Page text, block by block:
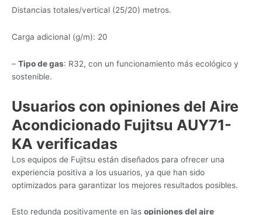
Distancias totales/vertical (25/20) metros.
Carga adicional (g/m): 20
– Tipo de gas: R32, con un funcionamiento más ecológico y
sostenible.
Usuarios con opiniones del Aire
Acondicionado Fujitsu AUY71-
KA verificadas
Los equipos de Fujitsu están diseñados para ofrecer una
experiencia positiva a los usuarios, ya que han sido
optimizados para garantizar los mejores resultados posibles.
Esto redunda positivamente en las opiniones del aire